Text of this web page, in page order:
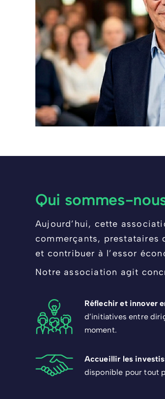
Qui sommes-
Aujourd’hui, cette
commerçants, prestataires
et contribuer à l’essor
Notre association agit
Réflechir et innover
d’initiatives entre
moment.
Accueillir les
disponible pour tout